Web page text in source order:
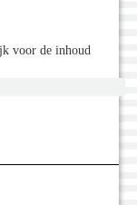
voor de inhoud